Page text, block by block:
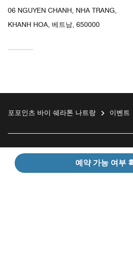
예약 가능 여부
06 NGUYEN CHANH, NHA TRANG,
KHANH HOA, 베트남, 650000
포포인츠 바이 쉐라톤 나트랑 이벤트
투숙객용